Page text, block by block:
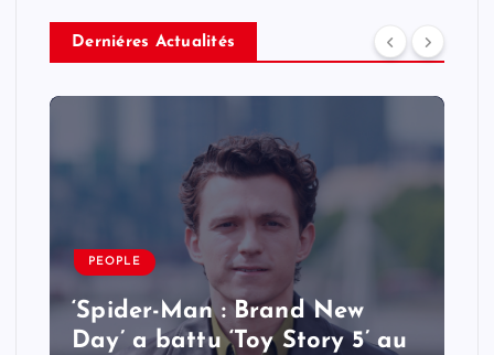
Derniéres Actualités
PEOPLE
‘Spider-Man : Brand New
Day’ a battu ‘Toy Story 5’ au